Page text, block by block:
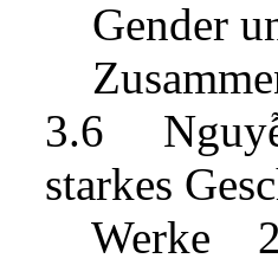
Gender
3.6
starkes
Werke